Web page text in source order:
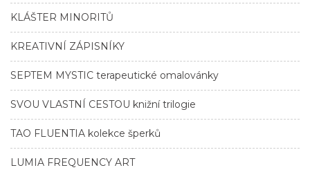
KLÁŠTER MINORITŮ
KREATIVNÍ ZÁPISNÍKY
SEPTEM MYSTIC terapeutické omalovánky
SVOU VLASTNÍ CESTOU knižní trilogie
TAO FLUENTIA kolekce šperků
LUMIA FREQUENCY ART